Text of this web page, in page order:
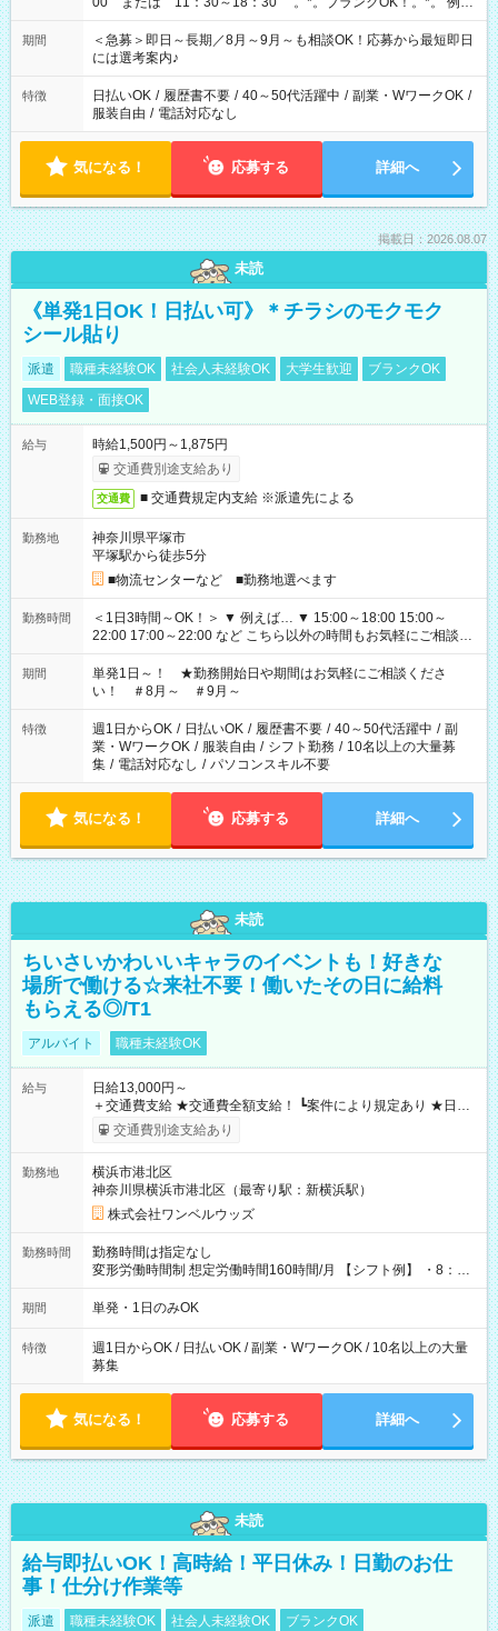
ば前職が、 在宅/財団法人/事務/コールセンター/受付/販売/カフェ
スタッフ スイーツ販売/ホテルフロント/化粧品販売/など 様々な
業界から入社して活躍されています♪
期間
＜急募＞即日～長期／8月～9月～も相談OK！応募から最短即日
には選考案内♪
特徴 日払いOK / 履歴書不要 / 40～50代活躍中 / 副業・WワークOK /
服装自由 / 電話対応なし
気になる！ 応募する 詳細へ
掲載日：2026.08.07
未読
《単発1日OK！日払い可》＊チラシのモクモク
シール貼り
派遣 職種未経験OK 社会人未経験OK 大学生歓迎
ブランクOK
WEB登録・面接OK
給与
時給1,500円～1,875円
交通費別途支給あり
交通費 ■ 交通費規定内支給 ※派遣先による
勤務地
神奈川県平塚市
平塚駅から徒歩5分
■物流センターなど ■勤務地選べます
勤務時間
＜1日3時間～OK！＞ ▼ 例えば… ▼ 15:00～18:00 15:00～
22:00 17:00～22:00 など こちら以外の時間もお気軽にご相談く
ださい！
期間
単発1日～！ ★勤務開始日や期間はお気軽にご相談くださ
い！ ＃8月～ ＃9月～
特徴 週1日からOK / 日払いOK / 履歴書不要 / 40～50代活躍中 / 副
業・WワークOK / 服装自由 / シフト勤務 / 10名以上の大量募
集 / 電話対応なし / パソコンスキル不要
気になる！ 応募する 詳細へ
未読
ちいさいかわいいキャラのイベントも！好きな
場所で働ける☆来社不要！働いたその日に給料
もらえる◎/T1
アルバイト 職種未経験OK
給与
日給13,000円～
＋交通費支給 ★交通費全額支給！ ┗案件により規定あり ★日払
いOK！（規定あり） ┗働いたその日に現金GET♪ お仕事後はコ
ンビニATMから 日払い分を引き落とせます！ 【試用期間】試
交通費別途支給あり
勤務地
横浜市港北区
神奈川県横浜市港北区（最寄り駅：新横浜駅）
株式会社ワンベルウッズ
勤務時間
勤務時間は指定なし
変形労働時間制 想定労働時間160時間/月 【シフト例】 ・8：00
～21：00
期間 単発・1日のみOK
特徴
週1日からOK / 日払いOK / 副業・WワークOK / 10名以上の大量
募集
気になる！ 応募する 詳細へ
未読
給与即払いOK！高時給！平日休み！日勤のお仕
事！仕分け作業等
派遣 職種未経験OK 社会人未経験OK
ブランクOK